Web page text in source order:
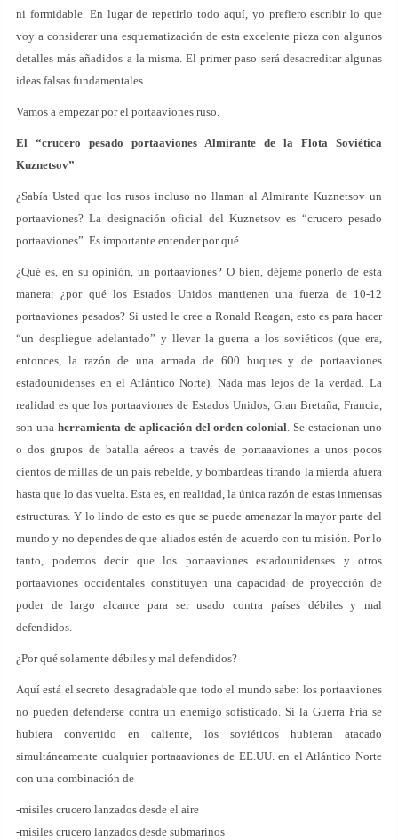
ni formidable. En lugar de repetirlo todo aquí, yo prefiero escribir lo que
voy a considerar una esquematización de esta excelente pieza con algunos
detalles más añadidos a la misma. El primer paso será desacreditar algunas
ideas falsas fundamentales.
Vamos a empezar por el portaaviones ruso.
El “crucero pesado portaaviones Almirante de la Flota Soviética
Kuznetsov”
¿Sabía Usted que los rusos incluso no llaman al Almirante Kuznetsov un
portaaviones? La designación oficial del Kuznetsov es “crucero pesado
portaaviones”. Es importante entender por qué.
¿Qué es, en su opinión, un portaaviones? O bien, déjeme ponerlo de esta
manera: ¿por qué los Estados Unidos mantienen una fuerza de 10-12
portaaviones pesados? Si usted le cree a Ronald Reagan, esto es para hacer
“un despliegue adelantado” y llevar la guerra a los soviéticos (que era,
entonces, la razón de una armada de 600 buques y de portaaviones
estadounidenses en el Atlántico Norte). Nada mas lejos de la verdad. La
realidad es que los portaaviones de Estados Unidos, Gran Bretaña, Francia,
son una herramienta de aplicación del orden colonial. Se estacionan uno
o dos grupos de batalla aéreos a través de portaaaviones a unos pocos
cientos de millas de un país rebelde, y bombardeas tirando la mierda afuera
hasta que lo das vuelta. Esta es, en realidad, la única razón de estas inmensas
estructuras. Y lo lindo de esto es que se puede amenazar la mayor parte del
mundo y no dependes de que aliados estén de acuerdo con tu misión. Por lo
tanto, podemos decir que los portaaviones estadounidenses y otros
portaaviones occidentales constituyen una capacidad de proyección de
poder de largo alcance para ser usado contra países débiles y mal
defendidos.
¿Por qué solamente débiles y mal defendidos?
Aquí está el secreto desagradable que todo el mundo sabe: los portaaviones
no pueden defenderse contra un enemigo sofisticado. Si la Guerra Fría se
hubiera convertido en caliente, los soviéticos hubieran atacado
simultáneamente cualquier portaaaviones de EE.UU. en el Atlántico Norte
con una combinación de
-misiles crucero lanzados desde el aire
-misiles crucero lanzados desde submarinos